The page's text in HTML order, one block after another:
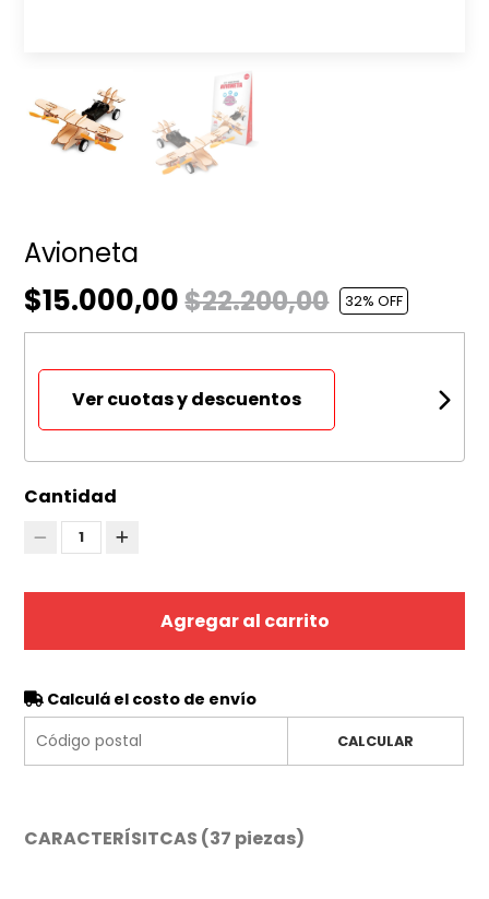
Avioneta
$15.000,00$22.200,00 32% OFF
Ver cuotas y descuentos
Cantidad
1
Agregar al carrito
Calculá el costo de envío
CALCULAR
CARACTERÍSITCAS (37 piezas)